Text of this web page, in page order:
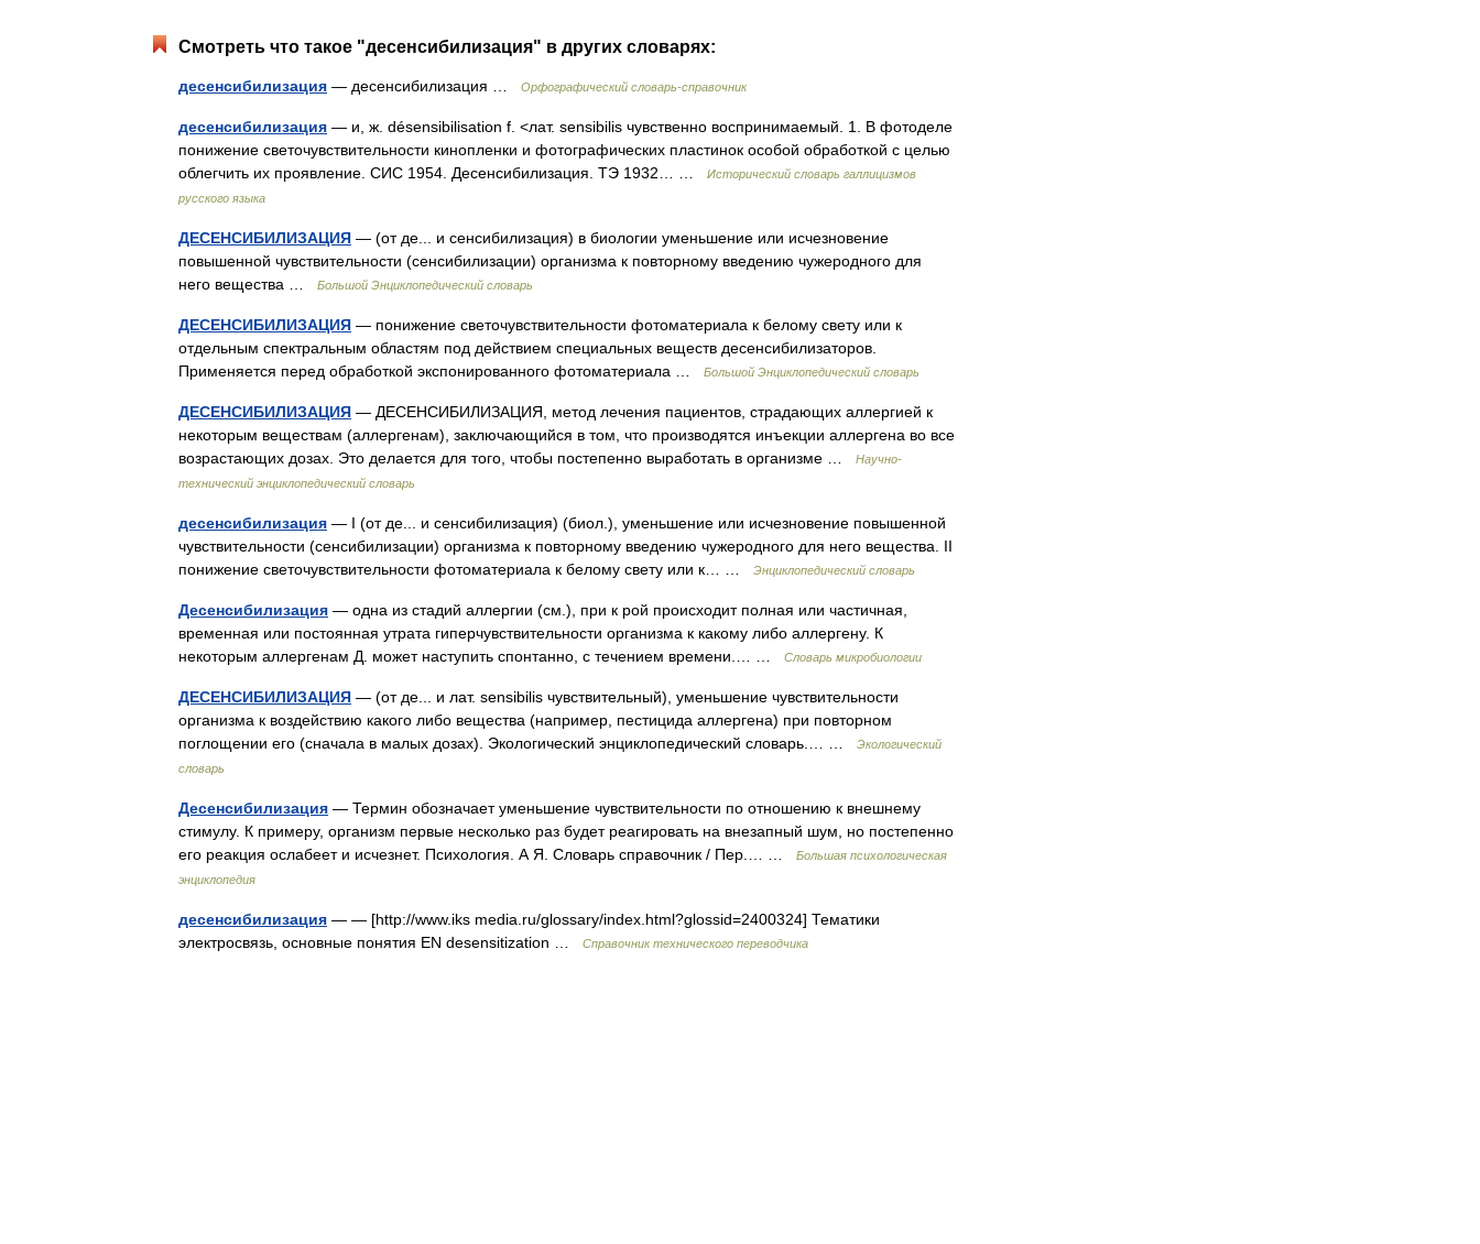
Смотреть что такое "десенсибилизация" в других словарях:
десенсибилизация — десенсибилизация … Орфографический словарь-справочник
десенсибилизация — и, ж. désensibilisation f. <лат. sensibilis чувственно воспринимаемый. 1. В фотоделе
понижение светочувствительности кинопленки и фотографических пластинок особой обработкой с целью
облегчить их проявление. СИС 1954. Десенсибилизация. ТЭ 1932… …
Исторический словарь галлицизмов
русского языка
ДЕСЕНСИБИЛИЗАЦИЯ — (от де... и сенсибилизация) в биологии уменьшение или исчезновение
повышенной чувствительности (сенсибилизации) организма к повторному введению чужеродного для
него вещества …
Большой Энциклопедический словарь
ДЕСЕНСИБИЛИЗАЦИЯ — понижение светочувствительности фотоматериала к белому свету или к
отдельным спектральным областям под действием специальных веществ десенсибилизаторов.
Применяется перед обработкой экспонированного фотоматериала …
Большой Энциклопедический словарь
ДЕСЕНСИБИЛИЗАЦИЯ — ДЕСЕНСИБИЛИЗАЦИЯ, метод лечения пациентов, страдающих аллергией к
некоторым веществам (аллергенам), заключающийся в том, что производятся инъекции аллергена во все
возрастающих дозах. Это делается для того, чтобы постепенно выработать в организме …
Научно-
технический энциклопедический словарь
десенсибилизация — I (от де... и сенсибилизация) (биол.), уменьшение или исчезновение повышенной
чувствительности (сенсибилизации) организма к повторному введению чужеродного для него вещества. II
понижение светочувствительности фотоматериала к белому свету или к… …
Энциклопедический словарь
Десенсибилизация — одна из стадий аллергии (см.), при к рой происходит полная или частичная,
временная или постоянная утрата гиперчувствительности организма к какому либо аллергену. К
некоторым аллергенам Д. может наступить спонтанно, с течением времени.… …
Словарь микробиологии
ДЕСЕНСИБИЛИЗАЦИЯ — (от де... и лат. sensibilis чувствительный), уменьшение чувствительности
организма к воздействию какого либо вещества (например, пестицида аллергена) при повторном
поглощении его (сначала в малых дозах). Экологический энциклопедический словарь.… …
Экологический
словарь
Десенсибилизация — Термин обозначает уменьшение чувствительности по отношению к внешнему
стимулу. К примеру, организм первые несколько раз будет реагировать на внезапный шум, но постепенно
его реакция ослабеет и исчезнет. Психология. А Я. Словарь справочник / Пер.… …
Большая психологическая
энциклопедия
десенсибилизация — — [http://www.iks media.ru/glossary/index.html?glossid=2400324] Тематики
электросвязь, основные понятия EN desensitization …
Справочник технического переводчика